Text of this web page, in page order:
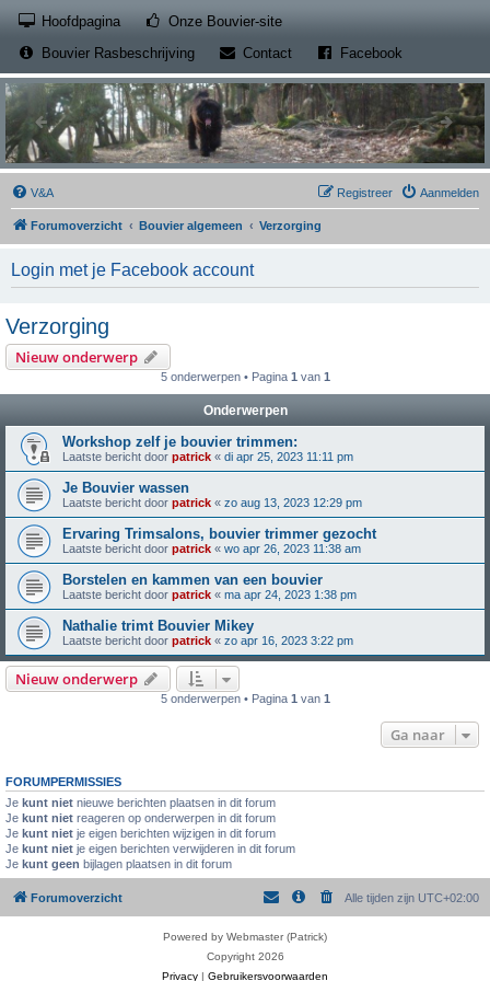
Hoofdpagina Onze Bouvier-site(Opens a new tab)
Bouvier Rasbeschrijving
Contact(Opens a new tab)
Facebook
V&A Aanmelden
Registreer
Forumoverzicht Bouvier algemeen Verzorging
Login met je Facebook account
Verzorging
Nieuw onderwerp
5 onderwerpen • Pagina 1 van 1
Onderwerpen
Workshop zelf je bouvier trimmen:
Laatste bericht door patrick « di apr 25, 2023 11:11 pm
Je Bouvier wassen
Laatste bericht door patrick « zo aug 13, 2023 12:29 pm
Ervaring Trimsalons, bouvier trimmer gezocht
Laatste bericht door patrick « wo apr 26, 2023 11:38 am
Borstelen en kammen van een bouvier
Laatste bericht door patrick « ma apr 24, 2023 1:38 pm
Nathalie trimt Bouvier Mikey
Laatste bericht door patrick « zo apr 16, 2023 3:22 pm
Nieuw onderwerp
5 onderwerpen • Pagina 1 van 1
Ga naar
FORUMPERMISSIES
Je kunt niet nieuwe berichten plaatsen in dit forum
Je kunt niet reageren op onderwerpen in dit forum
Je kunt niet je eigen berichten wijzigen in dit forum
Je kunt niet je eigen berichten verwijderen in dit forum
Je kunt geen bijlagen plaatsen in dit forum
Forumoverzicht Alle tijden zijn UTC+02:00
Powered by Webmaster (Patrick)
Copyright 2026
Privacy | Gebruikersvoorwaarden